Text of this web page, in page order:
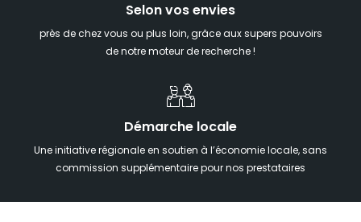
Selon vos envies
près de chez vous ou plus loin, grâce aux supers pouvoirs
de notre moteur de recherche !
Démarche locale
Une initiative régionale en soutien à l’économie locale, sans
commission supplémentaire pour nos prestataires